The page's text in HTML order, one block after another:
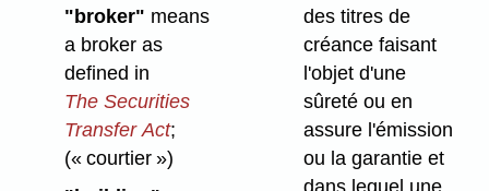
"broker" means
a broker as
defined in
The Securities
Transfer Act;
(« courtier »)
des titres de
créance faisant
l'objet d'une
sûreté ou en
assure l'émission
ou la garantie et
dans lequel une